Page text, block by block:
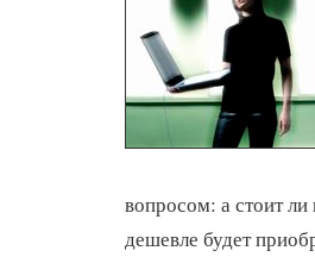
вопросом: а стоит
дешевле будет